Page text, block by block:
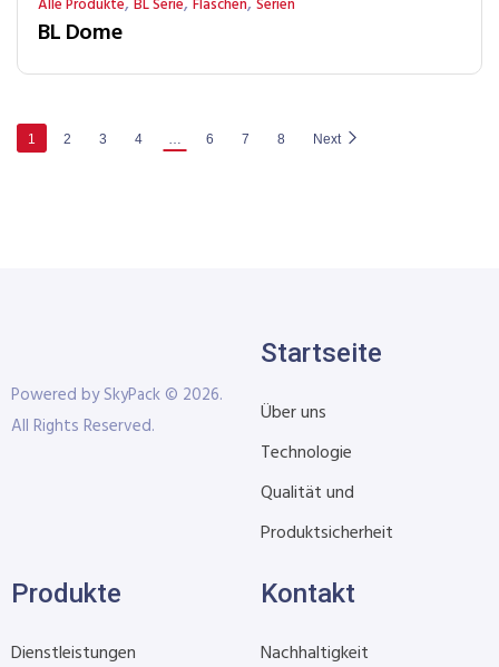
BL Dome
1 2 3 4 6 7 8 Next
Powered by SkyPack © 2026.
All Rights Reserved.
Startseite
Über uns
Technologie
Qualität und
Produktsicherheit
Produkte
Dienstleistungen
Kontakt
Nachhaltigkeit